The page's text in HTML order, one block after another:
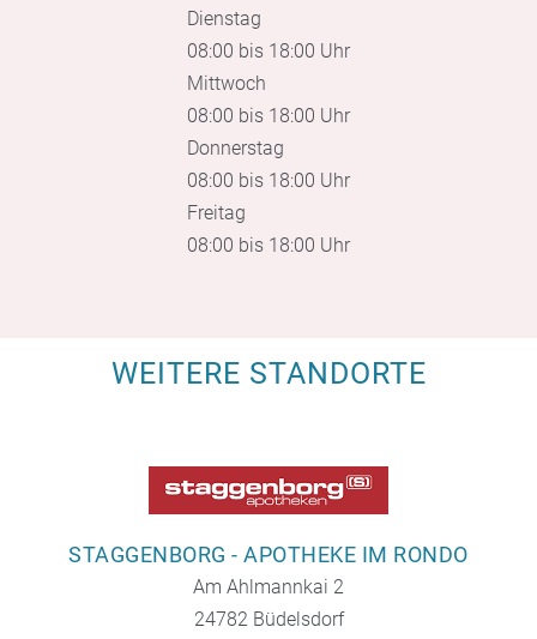
Dienstag
08:00 bis 18:00 Uhr
Mittwoch
08:00 bis 18:00 Uhr
Donnerstag
08:00 bis 18:00 Uhr
Freitag
08:00 bis 18:00 Uhr
WEITERE STANDORTE
STAGGENBORG - APOTHEKE IM RONDO
Am Ahlmannkai 2
24782 Büdelsdorf